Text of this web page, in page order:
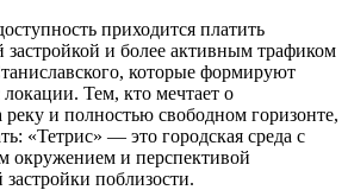
приходится платить
и более активным трафиком
которые формируют
Тем, кто мечтает о
и полностью свободном горизонте,
«Тетрис» — это городская среда с
окружением и перспективой
поблизости.